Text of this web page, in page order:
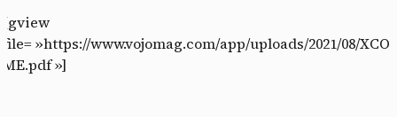
[gview
file= »https://www.vojomag.com/app/uploads/2021/08/XCO-
ME.pdf »]